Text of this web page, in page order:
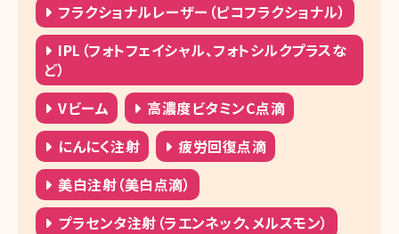
フラクショナルレーザー（ピコフラクショナル）
IPL（フォトフェイシャル、フォトシルクプラスな
ど）
Vビーム
高濃度ビタミンC点滴
にんにく注射
疲労回復点滴
美白注射（美白点滴）
プラセンタ注射（ラエンネック、メルスモン）